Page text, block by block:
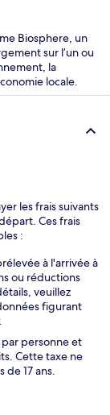
Biosphere, un
sur l’un ou
la
locale.
les frais suivants
Ces frais
:
à l'arrivée à
ou réductions
veuillez
figurant
par personne et
Cette taxe ne
de 17 ans.